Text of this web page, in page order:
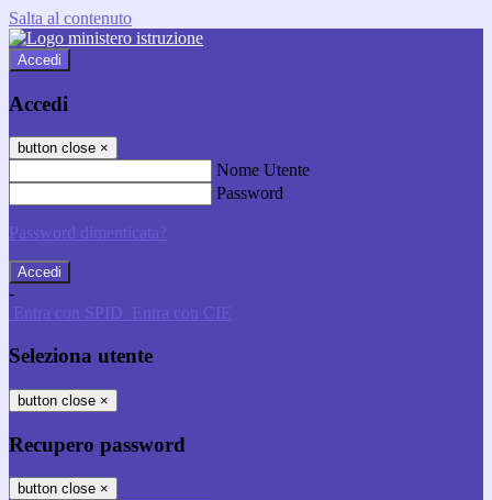
Salta al contenuto
Accedi
Accedi
button close ×
Nome Utente
Password
Password dimenticata?
-
Entra con SPID Entra con CIE
Seleziona utente
button close ×
Recupero password
button close ×